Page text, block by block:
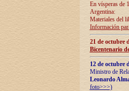
En vísperas de
Argentina:
Materiales del
Información
21 de octubre
Bicentenario
12 de octubre
Ministro de
Leonardo
foto>>>)